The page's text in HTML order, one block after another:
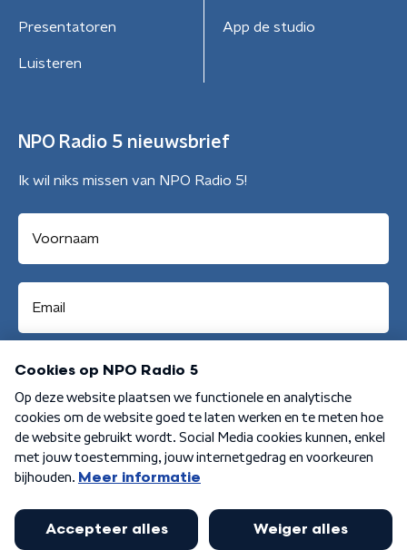
Presentatoren
Luisteren
App de studio
NPO Radio 5 nieuwsbrief
Ik wil niks missen van NPO Radio 5!
Aanmelden
Algemene voorwaarden